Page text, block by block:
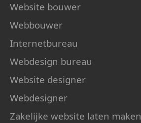
Website bouwer
Webbouwer
Internetbureau
Webdesign bureau
Website designer
Webdesigner
Zakelijke website laten maken